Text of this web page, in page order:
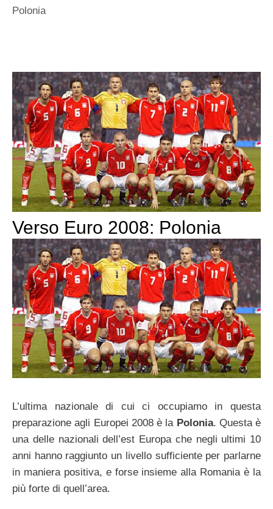
Polonia
Verso Euro 2008: Polonia
L’ultima nazionale di cui ci occupiamo in questa
preparazione agli Europei 2008 è la Polonia. Questa è
una delle nazionali dell’est Europa che negli ultimi 10
anni hanno raggiunto un livello sufficiente per parlarne
in maniera positiva, e forse insieme alla Romania è la
più forte di quell’area.